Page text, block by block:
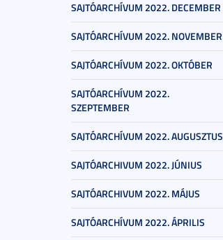
SAJTÓARCHÍVUM 2022. DECEMBER
SAJTÓARCHÍVUM 2022. NOVEMBER
SAJTÓARCHÍVUM 2022. OKTÓBER
SAJTÓARCHÍVUM 2022.
SZEPTEMBER
SAJTÓARCHÍVUM 2022. AUGUSZTUS
SAJTÓARCHIVUM 2022. JÚNIUS
SAJTÓARCHIVUM 2022. MÁJUS
SAJTÓARCHÍVUM 2022. ÁPRILIS